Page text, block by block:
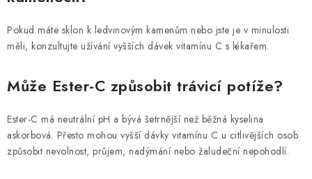
Pokud máte sklon k ledvinovým kamenům nebo jste je v minulosti
měli, konzultujte užívání vyšších dávek vitamínu C s lékařem.
Může Ester-C způsobit trávicí potíže?
Ester-C má neutrální pH a bývá šetrnější než běžná kyselina
askorbová. Přesto mohou vyšší dávky vitamínu C u citlivějších osob
způsobit nevolnost, průjem, nadýmání nebo žaludeční nepohodlí.